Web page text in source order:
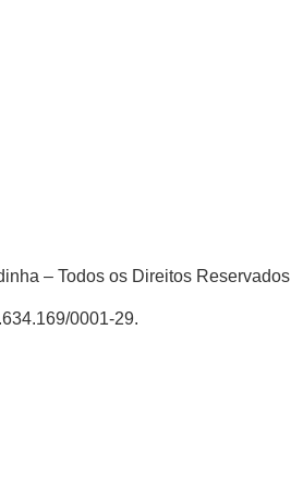
– Todos os Direitos Reservados
0001-29.